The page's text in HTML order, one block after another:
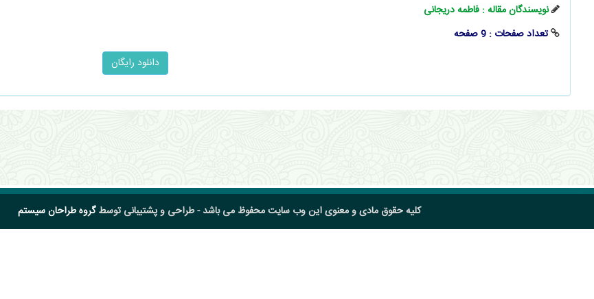
نویسندگان مقاله : فاطمه دریجانی
تعداد صفحات : 9 صفحه
کلیه حقوق مادی و معنوی این وب سایت محفوظ می باشد - طراحی و پشتیبانی توسطگروه طراحان سیستم